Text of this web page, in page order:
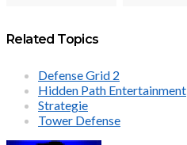
Related Topics
Defense Grid 2
Hidden Path Entertainment
Strategie
Tower Defense